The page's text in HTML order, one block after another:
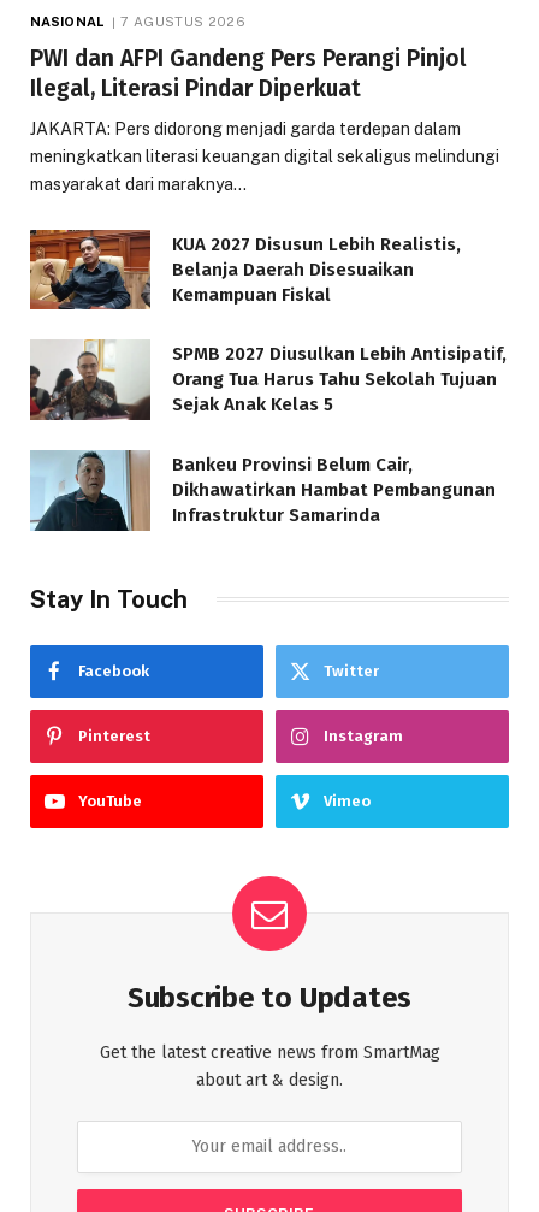
NASIONAL 7 AGUSTUS 2026
PWI dan AFPI Gandeng Pers Perangi Pinjol
Ilegal, Literasi Pindar Diperkuat
JAKARTA: Pers didorong menjadi garda terdepan dalam
meningkatkan literasi keuangan digital sekaligus melindungi
masyarakat dari maraknya…
KUA 2027 Disusun Lebih Realistis,
Belanja Daerah Disesuaikan
Kemampuan Fiskal
SPMB 2027 Diusulkan Lebih Antisipatif,
Orang Tua Harus Tahu Sekolah Tujuan
Sejak Anak Kelas 5
Bankeu Provinsi Belum Cair,
Dikhawatirkan Hambat Pembangunan
Infrastruktur Samarinda
Stay In Touch
Facebook Twitter
Pinterest Instagram
YouTube Vimeo
Subscribe to Updates
Get the latest creative news from SmartMag
about art & design.